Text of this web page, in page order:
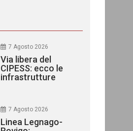
7 Agosto 2026
Via libera del
CIPESS: ecco le
infrastrutture
7 Agosto 2026
Linea Legnago-